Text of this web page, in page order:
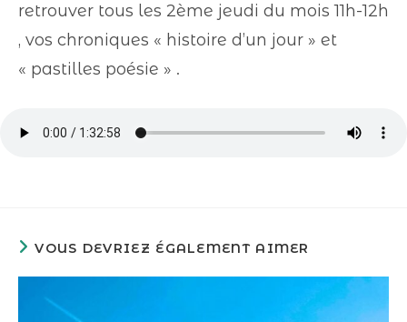
retrouver tous les 2ème jeudi du mois 11h-12h
, vos chroniques « histoire d’un jour » et
« pastilles poésie » .
VOUS DEVRIEZ ÉGALEMENT AIMER